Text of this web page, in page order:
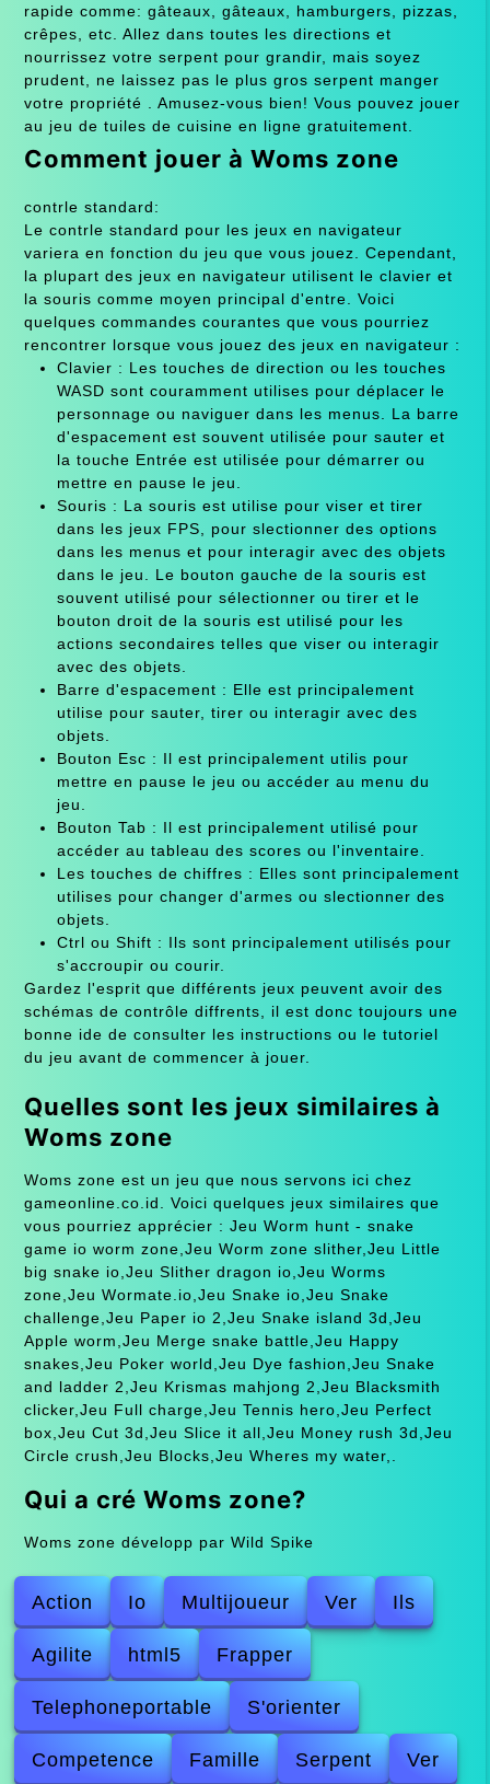
rapide comme: gâteaux, gâteaux, hamburgers, pizzas,
crêpes, etc. Allez dans toutes les directions et
nourrissez votre serpent pour grandir, mais soyez
prudent, ne laissez pas le plus gros serpent manger
votre propriété . Amusez-vous bien! Vous pouvez jouer
au jeu de tuiles de cuisine en ligne gratuitement.
Comment jouer à Woms zone
contrle standard:
Le contrle standard pour les jeux en navigateur
variera en fonction du jeu que vous jouez. Cependant,
la plupart des jeux en navigateur utilisent le clavier et
la souris comme moyen principal d'entre. Voici
quelques commandes courantes que vous pourriez
rencontrer lorsque vous jouez des jeux en navigateur :
Clavier : Les touches de direction ou les touches
WASD sont couramment utilises pour déplacer le
personnage ou naviguer dans les menus. La barre
d'espacement est souvent utilisée pour sauter et
la touche Entrée est utilisée pour démarrer ou
mettre en pause le jeu.
Souris : La souris est utilise pour viser et tirer
dans les jeux FPS, pour slectionner des options
dans les menus et pour interagir avec des objets
dans le jeu. Le bouton gauche de la souris est
souvent utilisé pour sélectionner ou tirer et le
bouton droit de la souris est utilisé pour les
actions secondaires telles que viser ou interagir
avec des objets.
Barre d'espacement : Elle est principalement
utilise pour sauter, tirer ou interagir avec des
objets.
Bouton Esc : Il est principalement utilis pour
mettre en pause le jeu ou accéder au menu du
jeu.
Bouton Tab : Il est principalement utilisé pour
accéder au tableau des scores ou l'inventaire.
Les touches de chiffres : Elles sont principalement
utilises pour changer d'armes ou slectionner des
objets.
Ctrl ou Shift : Ils sont principalement utilisés pour
s'accroupir ou courir.
Gardez l'esprit que différents jeux peuvent avoir des
schémas de contrôle diffrents, il est donc toujours une
bonne ide de consulter les instructions ou le tutoriel
du jeu avant de commencer à jouer.
Quelles sont les jeux similaires à
Woms zone
Woms zone est un jeu que nous servons ici chez
gameonline.co.id. Voici quelques jeux similaires que
vous pourriez apprécier : Jeu Worm hunt - snake
game io worm zone,Jeu Worm zone slither,Jeu Little
big snake io,Jeu Slither dragon io,Jeu Worms
zone,Jeu Wormate.io,Jeu Snake io,Jeu Snake
challenge,Jeu Paper io 2,Jeu Snake island 3d,Jeu
Apple worm,Jeu Merge snake battle,Jeu Happy
snakes,Jeu Poker world,Jeu Dye fashion,Jeu Snake
and ladder 2,Jeu Krismas mahjong 2,Jeu Blacksmith
clicker,Jeu Full charge,Jeu Tennis hero,Jeu Perfect
box,Jeu Cut 3d,Jeu Slice it all,Jeu Money rush 3d,Jeu
Circle crush,Jeu Blocks,Jeu Wheres my water,.
Qui a cré Woms zone?
Woms zone développ par Wild Spike
Action Io Multijoueur Ver Ils
Agilite html5 Frapper
Telephoneportable S'orienter
Competence Famille Serpent Ver